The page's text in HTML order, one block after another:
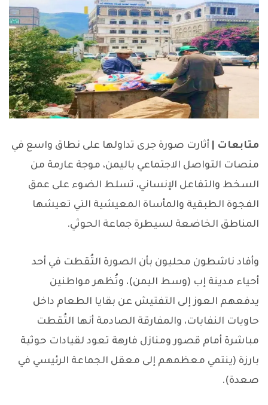
متابعات | أثارت صورة جرى تداولها على نطاق واسع في
منصات التواصل الاجتماعي باليمن، موجة عارمة من
السخط والتفاعل الإنساني، تسلط الضوء على عمق
الفجوة الطبقية والمأساة المعيشية التي تعيشها
المناطق الخاضعة لسيطرة جماعة الحوثي.
وأفاد ناشطون محليون بأن الصورة التُقطت في أحد
أحياء مدينة إب (وسط اليمن)، وتُظهر مواطنين
يدفعهم العوز إلى التفتيش عن بقايا الطعام داخل
حاويات النفايات، والمفارقة الصادمة أنها التُقطت
مباشرة أمام قصور ومنازل فارهة تعود لقيادات حوثية
بارزة (ينتمي معظمهم إلى معقل الجماعة الرئيسي في
صعدة).